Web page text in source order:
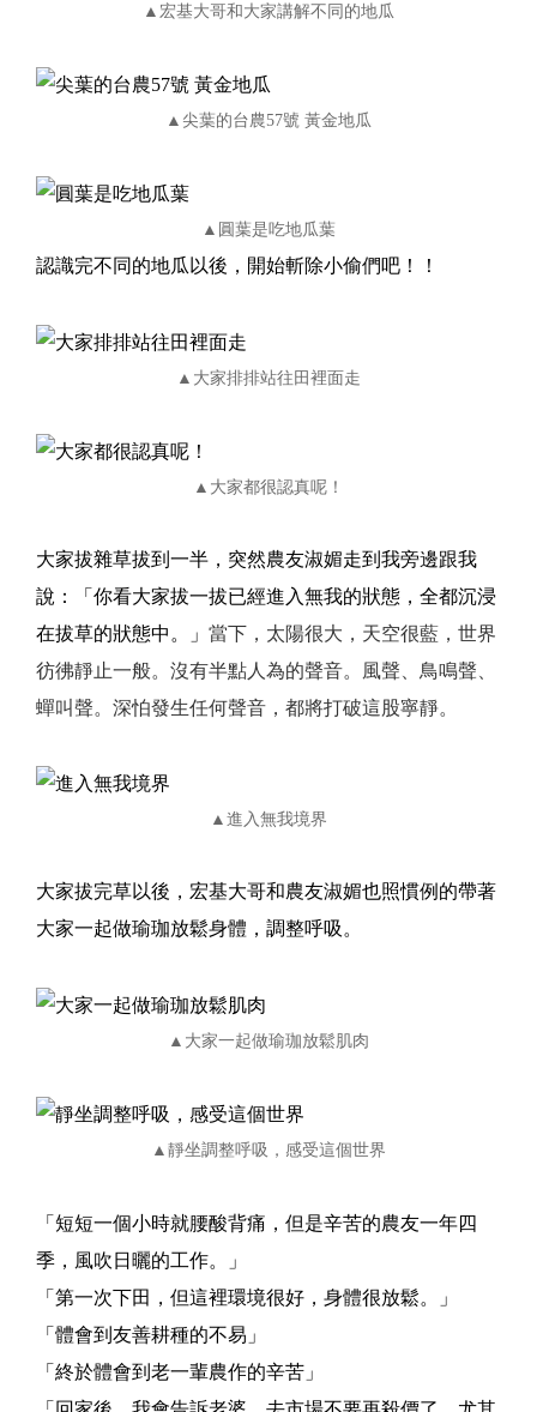
▲宏基大哥和大家講解不同的地瓜
▲尖葉的台農57號 黃金地瓜
▲圓葉是吃地瓜葉
認識完不同的地瓜以後，開始斬除小偷們吧！！
▲大家排排站往田裡面走
▲大家都很認真呢！
大家拔雜草拔到一半，突然農友淑媚走到我旁邊跟我
說：「你看大家拔一拔已經進入無我的狀態，全都沉浸
在拔草的狀態中。」 當下，太陽很大，天空很藍，世界
彷彿靜止一般。沒有半點人為的聲音。風聲、鳥鳴聲、
蟬叫聲。深怕發生任何聲音，都將打破這股寧靜。
▲進入無我境界
大家拔完草以後，宏基大哥和農友淑媚也照慣例的帶著
大家一起做瑜珈放鬆身體，調整呼吸。
▲大家一起做瑜珈放鬆肌肉
▲靜坐調整呼吸，感受這個世界
「短短一個小時就腰酸背痛，但是辛苦的農友一年四
季，風吹日曬的工作。」
「第一次下田，但這裡環境很好，身體很放鬆。」
「體會到友善耕種的不易」
「終於體會到老一輩農作的辛苦」